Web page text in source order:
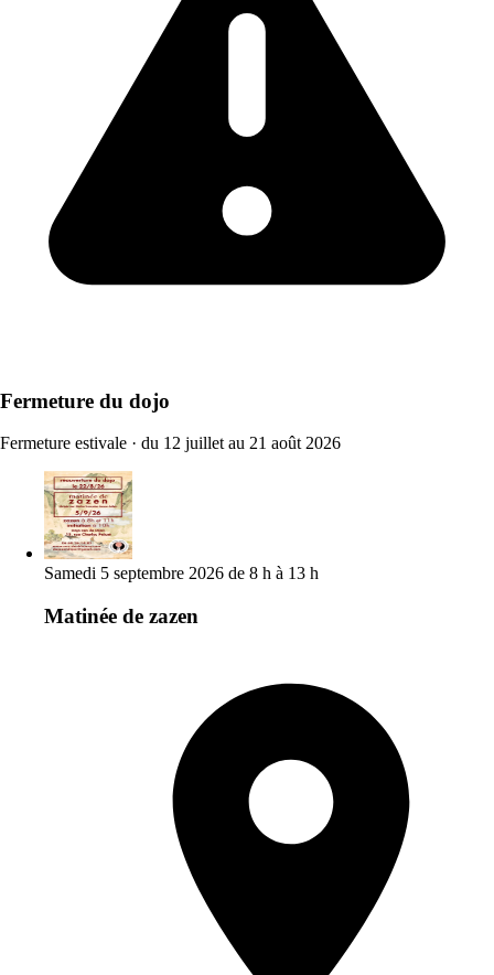
Fermeture du dojo
Fermeture estivale · du 12 juillet au 21 août 2026
Samedi 5 septembre 2026 de 8 h à 13 h
Matinée de zazen